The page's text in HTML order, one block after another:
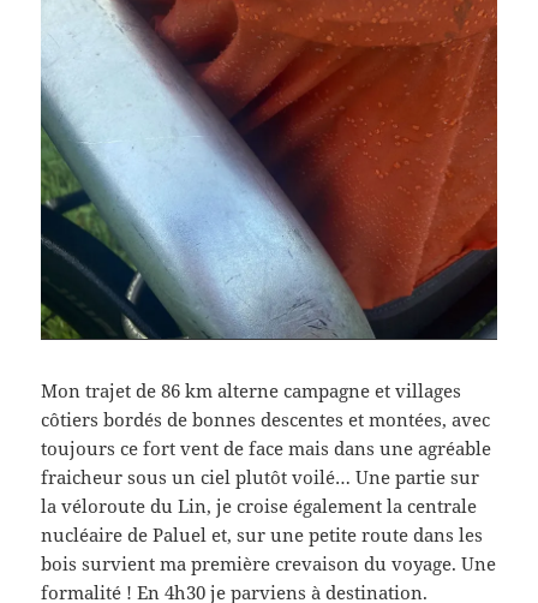
Mon trajet de 86 km alterne campagne et villages
côtiers bordés de bonnes descentes et montées, avec
toujours ce fort vent de face mais dans une agréable
fraicheur sous un ciel plutôt voilé… Une partie sur
la véloroute du Lin, je croise également la centrale
nucléaire de Paluel et, sur une petite route dans les
bois survient ma première crevaison du voyage. Une
formalité ! En 4h30 je parviens à destination.